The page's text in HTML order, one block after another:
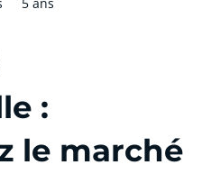
:
le marché